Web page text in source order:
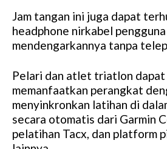
Jam tangan ini juga dapat
headphone nirkabel
mendengarkannya tanpa
Pelari dan atlet triatlon dapat
memanfaatkan perangkat
menyinkronkan latihan di
secara otomatis dari Garmin
pelatihan Tacx, dan platform